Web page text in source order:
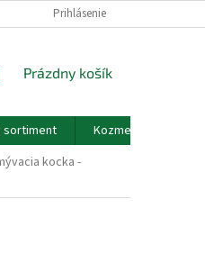
GDPR - PODMIENKY
Prihlásenie
NÁKUPNÝ
Prázdny košík
sortiment Kozmetické výrobky
kocka -